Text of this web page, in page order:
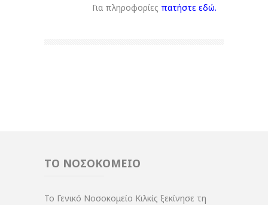
Για πληροφορίες πατήστε εδώ.
ΤΟ ΝΟΣΟΚΟΜΕΙΟ
Το Γενικό Νοσοκομείο Κιλκίς ξεκίνησε τη